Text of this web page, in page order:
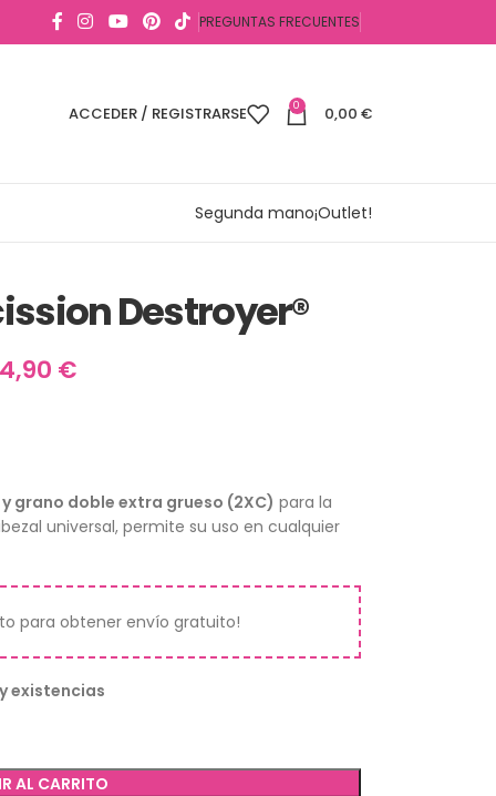
PREGUNTAS FRECUENTES
ACCEDER / REGISTRARSE 0 0,00 €
Segunda mano¡Outlet!
Destroyer®
€
grano doble extra grueso (2XC) para la
universal, permite su uso en cualquier
para obtener envío gratuito!
existencias
AL CARRITO